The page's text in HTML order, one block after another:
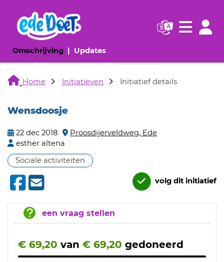
Omschrijving(huidige pagina)
Updates(huidige pagina)
Navigatie
Home Initiatieven Initiatief details
Wensdoosje
22 dec 2018
Proosdijerveldweg, Ede
esther altena
Sociale activiteiten
volg dit initiatief
een vraag stellen
€ 69,20 van € 69,20 gedoneerd